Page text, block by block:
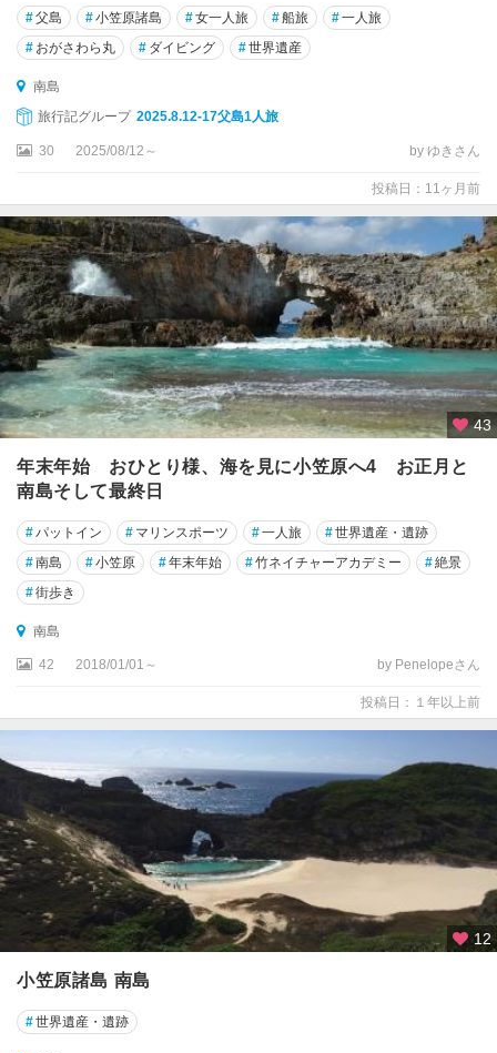
座
・
築
地
・
月
島
谷
・
原
宿
・
表
参
道
恵
寿
・
自
由
が
丘
二
子
場
・
新
橋
・
汐
葛
飾
・
#父島 #小笠原諸島 #女一人旅 #船旅 #一人旅
# おがさわら丸 # ダイビング #世界遺産
南島
旅行記グループ 2025.8.12-17父島1人旅
30 2025/08/12～ by ゆきさん
投稿日：11ヶ月前
43
年末年始 おひとり様、海を見に小笠原へ4 お正月と
南島そして最終日
#パットイン # マリンスポーツ #一人旅 #世界遺産・遺跡
#南島 #小笠原 #年末年始 #竹ネイチャーアカデミー #絶景
#街歩き
南島
42 2018/01/01～ by Penelopeさん
投稿日：１年以上前
12
小笠原諸島 南島
#世界遺産・遺跡